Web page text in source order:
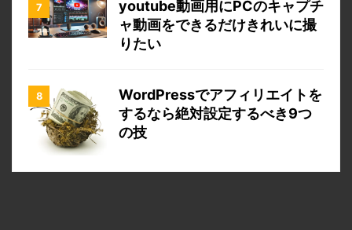
youtube動画用にPCのキャプチ
ャ動画をできるだけきれいに撮
りたい
WordPressでアフィリエイトを
するなら絶対設定するべき9つ
の技